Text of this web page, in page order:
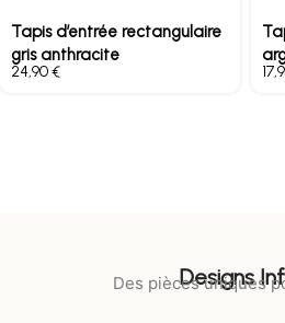
Tapis d’entrée rectangulaire
gris anthracite
€
Designs
Des pièces uniques